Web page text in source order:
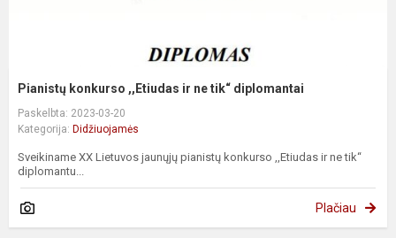
Pianistų konkurso ,,Etiudas ir ne tik“ diplomantai
Paskelbta: 2023-03-20
Kategorija: Didžiuojamės
Sveikiname XX Lietuvos jaunųjų pianistų konkurso ,,Etiudas ir ne tik“
diplomantu...
Plačiau